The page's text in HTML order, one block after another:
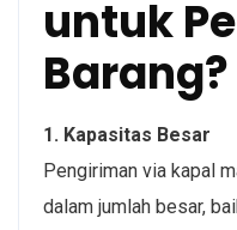
untuk
Barang?
1. Kapasitas Besar
Pengiriman via kapal
dalam jumlah besar,